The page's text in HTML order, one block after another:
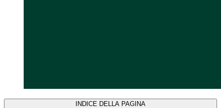
INDICE DELLA PAGINA